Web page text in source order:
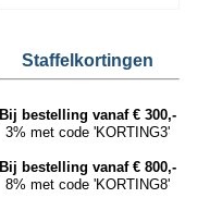
Staffelkortingen
Bij bestelling vanaf € 300,-
3% met code 'KORTING3'
Bij bestelling vanaf € 800,-
8% met code 'KORTING8'